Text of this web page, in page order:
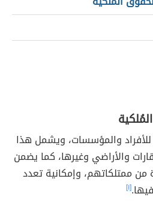
والمؤسسات، ويشمل هذا
والأراضي وغيرها، كما يضمن
من ممتلكاتهم، وإمكانية تعدد
[١]